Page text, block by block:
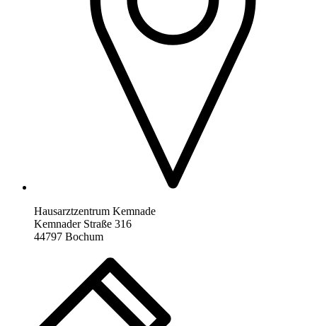
Hausarztzentrum Kemnade
Kemnader Straße 316
44797 Bochum